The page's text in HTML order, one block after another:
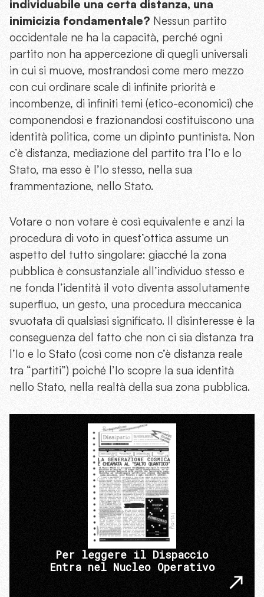
individuabile una certa distanza, una
inimicizia fondamentale? Nessun partito
occidentale ne ha la capacità, perché ogni
partito non ha appercezione di quegli universali
in cui si muove, mostrandosi come mero mezzo
con cui ordinare scale di infinite priorità e
incombenze, di infiniti temi (etico-economici) che
componendosi e frazionandosi costituiscono una
identità politica, come un dipinto puntinista. Non
c’è distanza, mediazione del partito tra l’Io e lo
Stato, ma esso è l’Io stesso, nella sua
frammentazione, nello Stato.
Votare o non votare è così equivalente e anzi la
procedura di voto in quest’ottica assume un
aspetto del tutto singolare: giacché la zona
pubblica è consustanziale all’individuo stesso e
ne fonda l’identità il voto diventa assolutamente
superfluo, un gesto, una procedura meccanica
svuotata di qualsiasi significato. Il disinteresse è la
conseguenza del fatto che non ci sia distanza tra
l’Io e lo Stato (così come non c’è distanza reale
tra “partiti”) poiché l’Io scopre la sua identità
nello Stato, nella realtà della sua zona pubblica.
Per leggere il Dispaccio
Entra nel Nucleo Operativo